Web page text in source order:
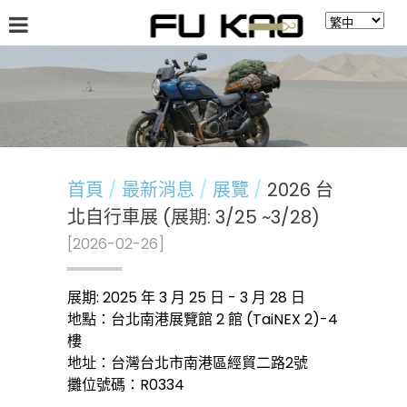
最新消息 留言板
首頁 最新消息 展覽
2026 台
北自行車展 (展期: 3/25 ~3/28)
[2026-02-26]
展期: 2025 年 3 月 25 日 - 3 月 28 日
地點：台北南港展覽館 2 館 (TaiNEX 2)-4
樓
地址：台灣台北市南港區經貿二路2號
攤位號碼：R0334